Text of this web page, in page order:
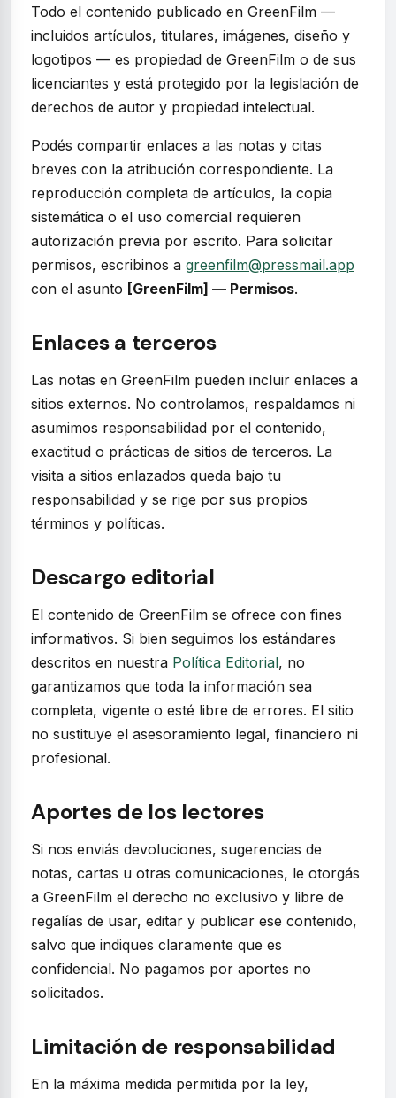
Todo el contenido publicado en GreenFilm —
incluidos artículos, titulares, imágenes, diseño y
logotipos — es propiedad de GreenFilm o de sus
licenciantes y está protegido por la legislación de
derechos de autor y propiedad intelectual.
Podés compartir enlaces a las notas y citas
breves con la atribución correspondiente. La
reproducción completa de artículos, la copia
sistemática o el uso comercial requieren
autorización previa por escrito. Para solicitar
permisos, escribinos a greenfilm@pressmail.app
con el asunto [GreenFilm] — Permisos.
Enlaces a terceros
Las notas en GreenFilm pueden incluir enlaces a
sitios externos. No controlamos, respaldamos ni
asumimos responsabilidad por el contenido,
exactitud o prácticas de sitios de terceros. La
visita a sitios enlazados queda bajo tu
responsabilidad y se rige por sus propios
términos y políticas.
Descargo editorial
El contenido de GreenFilm se ofrece con fines
informativos. Si bien seguimos los estándares
descritos en nuestra Política Editorial, no
garantizamos que toda la información sea
completa, vigente o esté libre de errores. El sitio
no sustituye el asesoramiento legal, financiero ni
profesional.
Aportes de los lectores
Si nos enviás devoluciones, sugerencias de
notas, cartas u otras comunicaciones, le otorgás
a GreenFilm el derecho no exclusivo y libre de
regalías de usar, editar y publicar ese contenido,
salvo que indiques claramente que es
confidencial. No pagamos por aportes no
solicitados.
Limitación de responsabilidad
En la máxima medida permitida por la ley,